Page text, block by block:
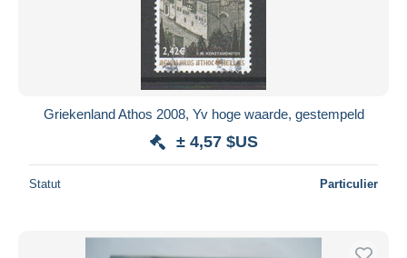
Griekenland Athos 2008, Yv hoge waarde, gestempeld
± 4,57 $US
Statut Particulier